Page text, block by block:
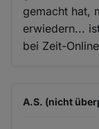
gemacht hat,
erwiedern...
bei Zeit-
A.S. (nicht